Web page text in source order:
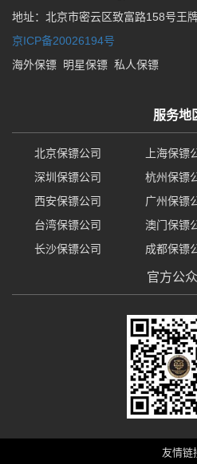
地址：北京市密云区致富路158号王
京ICP备20026194号
海外保镖
明星保镖 私人保镖
服务地
北京保镖公司 上海保镖
深圳保镖公司
杭州保镖
西安保镖公司
广州保镖
台湾保镖公司
澳门保镖
长沙保镖公司
成都保镖
官方公
友情链